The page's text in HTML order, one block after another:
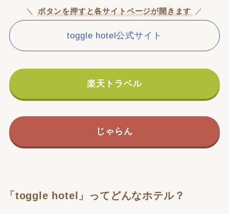
＼ ボタンを押すと各サイトページが開きます ／
toggle hotel公式サイト
楽天トラベル
じゃらん
「toggle hotel」ってどんなホテル？